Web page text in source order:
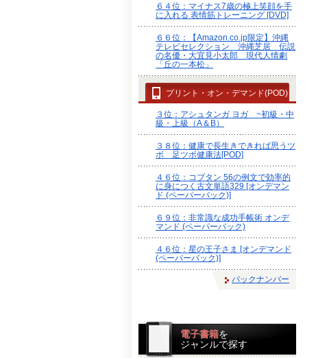
６４位：マイナス7歳の極上笑顔を手
に入れる 表情筋トレーニング [DVD]
６６位：【Amazon.co.jp限定】沖縄
テレビセレクション 沖縄芝居 伝説
の名優・大宜見小太郎 現代人情劇
「丘の一本松」
プリント・オン・デマンド(POD)
３位：アシュタンガ ヨガ ~初級・中
級・上級（A＆B）
３８位：健康で長生きできれば思うツ
ボ 足ツボ健康法[POD]
４６位：コブタン 56の例文で効率的
に身につく古文単語329 [オンデマン
ド (ペーパーバック)]
６９位：非常識な成功手帳術 オンデ
マンド (ペーパーバック)
４６位：星の王子さま [オンデマンド
(ペーパーバック)]
バックナンバー
電子書籍を
ジャンルで探す